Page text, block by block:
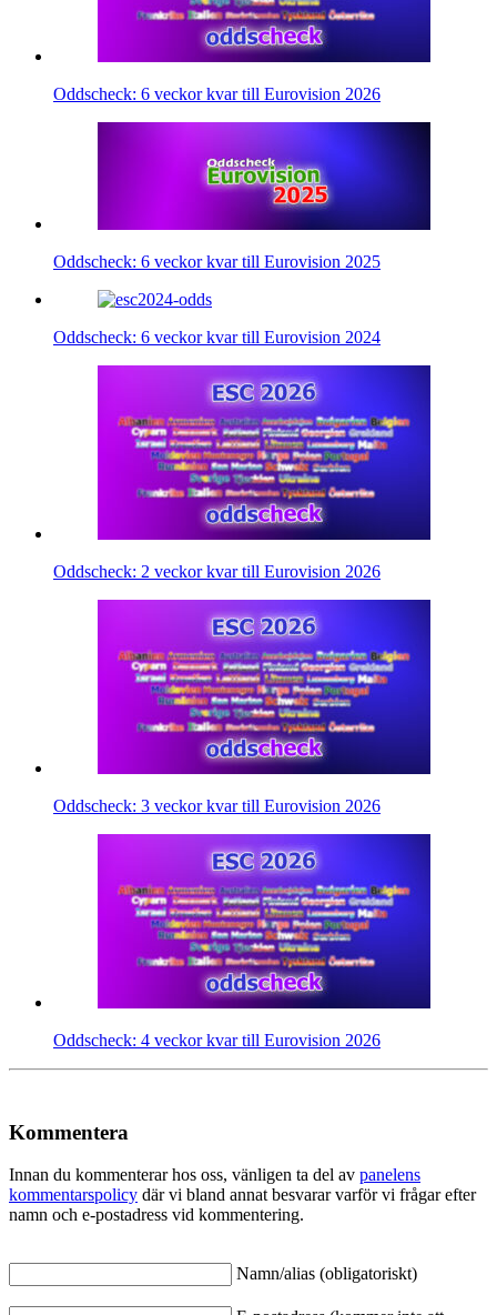
Oddscheck: 6 veckor kvar till Eurovision 2026
Oddscheck: 6 veckor kvar till Eurovision 2025
Oddscheck: 6 veckor kvar till Eurovision 2024
Oddscheck: 2 veckor kvar till Eurovision 2026
Oddscheck: 3 veckor kvar till Eurovision 2026
Oddscheck: 4 veckor kvar till Eurovision 2026
Kommentera
Innan du kommenterar hos oss, vänligen ta del av panelens
kommentarspolicy där vi bland annat besvarar varför vi frågar efter
namn och e-postadress vid kommentering.
Namn/alias (obligatoriskt)